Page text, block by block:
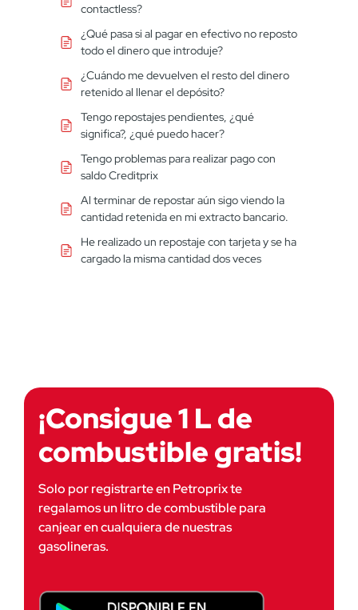
contactless?
¿Qué pasa si al pagar en efectivo no reposto
todo el dinero que introduje?
¿Cuándo me devuelven el resto del dinero
retenido al llenar el depósito?
Tengo repostajes pendientes, ¿qué
significa?, ¿qué puedo hacer?
Tengo problemas para realizar pago con
saldo Creditprix
Al terminar de repostar aún sigo viendo la
cantidad retenida en mi extracto bancario.
He realizado un repostaje con tarjeta y se ha
cargado la misma cantidad dos veces
¡Consigue 1 L de
combustible gratis!
Solo por registrarte en Petroprix te
regalamos un litro de combustible para
canjear en cualquiera de nuestras
gasolineras.